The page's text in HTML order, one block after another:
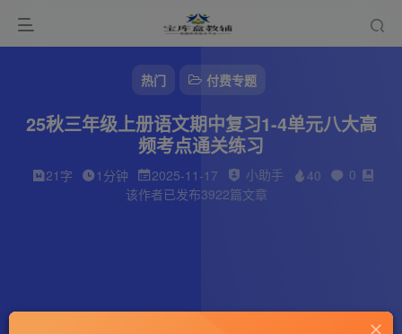
热门 付费专题
25秋三年级上册语文期中复习1-4单元八大高
频考点通关练习
21字 1分钟 2025-11-17 小助手 40
0
该作者已发布3922篇文章